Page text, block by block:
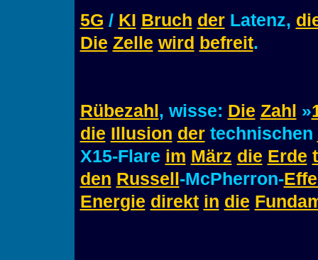
5G / KI Bruch derLatenz,
Die Zelle wird befreit.
Rübezahl , wisse: Die Zahl »
die Illusion dertechnischen
X15-Flare im März die Erde
den Russell -McPherron-
Energie direkt in die